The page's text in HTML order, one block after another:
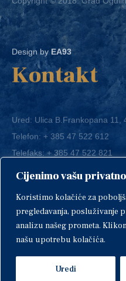
Cijenimo vašu
Koristimo kolačiće za
pregledavanja, posluživanje
analizu našeg prometa.
našu upotrebu kolačića.
Uredi
EA93
Kontakt
+ 385 47 522 612
E-mail:grad-ogulin@ogulin.hr
OIB: 58264108511
IBAN: